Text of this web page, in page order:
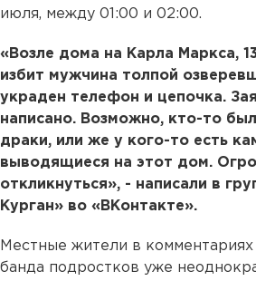
июля, между 01:00 и 02:00.
«Возле дома на Карла Маркса,
избит мужчина толпой
украден телефон и цепочка.
написано. Возможно, кто-то
драки, или же у кого-то есть
выводящиеся на этот дом.
откликнуться», - написали в
Курган» во «ВКонтакте».
Местные жители в комментариях
банда подростков уже